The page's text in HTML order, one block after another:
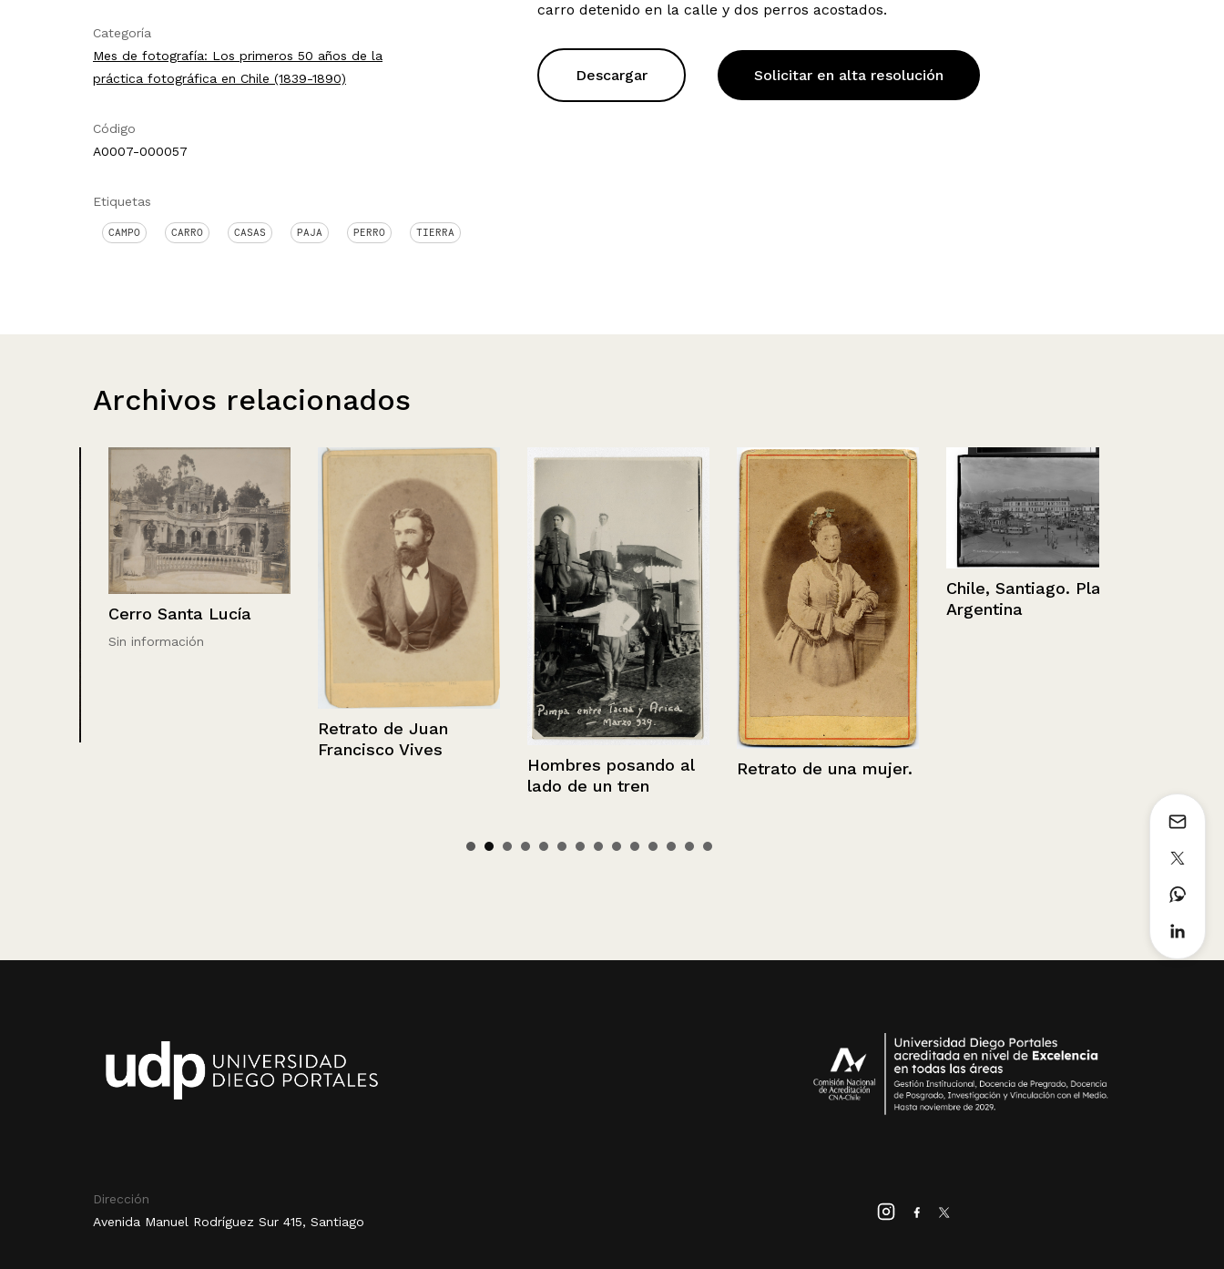
Categoría
Mes de fotografía: Los primeros 50 años de la
práctica fotográfica en Chile (1839-1890)
Código
A0007-000057
Etiquetas
CAMPO CARRO CASAS PAJA PERRO TIERRA
carro detenido en la calle y dos perros acostados.
Descargar Solicitar en alta resolución
Archivos relacionados
Cerro Santa Lucía
Sin información
Retrato de Juan
Francisco Vives
Hombres posando al
lado de un tren
Retrato de una mujer.
Chile, Santiago. Plaza
Argentina
Dirección
Avenida Manuel Rodríguez Sur 415, Santiago